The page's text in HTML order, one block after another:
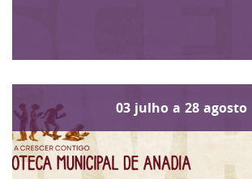
03 julho a 28 agosto